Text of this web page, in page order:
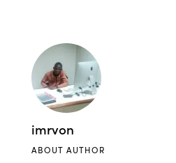
imrvon
ABOUT AUTHOR